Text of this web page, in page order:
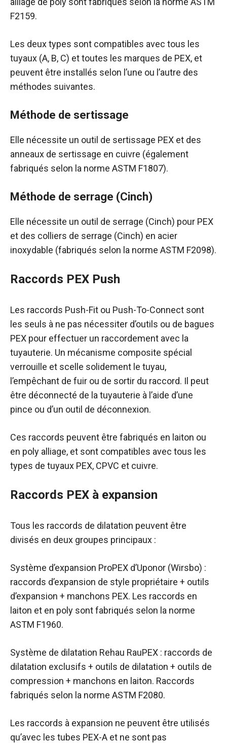
F2159.
Les deux types sont compatibles avec tous les
tuyaux (A, B, C) et toutes les marques de PEX, et
peuvent être installés selon l’une ou l’autre des
méthodes suivantes.
Méthode de sertissage
Elle nécessite un outil de sertissage PEX et des
anneaux de sertissage en cuivre (également
fabriqués selon la norme ASTM F1807).
Méthode de serrage (Cinch)
Elle nécessite un outil de serrage (Cinch) pour PEX
et des colliers de serrage (Cinch) en acier
inoxydable (fabriqués selon la norme ASTM F2098).
Raccords PEX Push
Les raccords Push-Fit ou Push-To-Connect sont
les seuls à ne pas nécessiter d’outils ou de bagues
PEX pour effectuer un raccordement avec la
tuyauterie. Un mécanisme composite spécial
verrouille et scelle solidement le tuyau,
l’empêchant de fuir ou de sortir du raccord. Il peut
être déconnecté de la tuyauterie à l’aide d’une
pince ou d’un outil de déconnexion.
Ces raccords peuvent être fabriqués en laiton ou
en poly alliage, et sont compatibles avec tous les
types de tuyaux PEX, CPVC et cuivre.
Raccords PEX à expansion
Tous les raccords de dilatation peuvent être
divisés en deux groupes principaux :
Système d’expansion ProPEX d’Uponor (Wirsbo) :
raccords d’expansion de style propriétaire + outils
d’expansion + manchons PEX. Les raccords en
laiton et en poly sont fabriqués selon la norme
ASTM F1960.
Système de dilatation Rehau RauPEX : raccords de
dilatation exclusifs + outils de dilatation + outils de
compression + manchons en laiton. Raccords
fabriqués selon la norme ASTM F2080.
Les raccords à expansion ne peuvent être utilisés
qu’avec les tubes PEX-A et ne sont pas